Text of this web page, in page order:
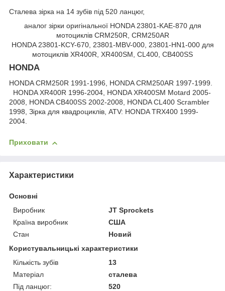
Сталева зірка на 14 зубів під 520 ланцюг,
аналог зірки оригінальної HONDA 23801-KAE-870 для
мотоциклів CRM250R, CRM250AR
HONDA 23801-KCY-670, 23801-MBV-000, 23801-HN1-000 для
мотоциклів XR400R, XR400SM, CL400, CB400SS
HONDA
HONDA CRM250R 1991-1996, HONDA CRM250AR 1997-1999.
HONDA XR400R 1996-2004, HONDA XR400SM Motard 2005-
2008, HONDA CB400SS 2002-2008, HONDA CL400 Scrambler
1998, Зірка для квадроциклів, ATV: HONDA TRX400 1999-
2004.
Приховати
Характеристики
Основні
Виробник
JT Sprockets
Країна виробник
США
Стан
Новий
Користувальницькі характеристики
Кількість зубів
13
Матеріал
сталева
Під ланцюг:
520